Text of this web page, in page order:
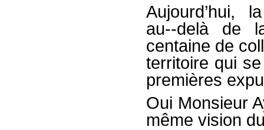
Aujourd’hui,
au-­‐delà de
centaine de
territoire qui
premières
Oui Monsieur
même vision